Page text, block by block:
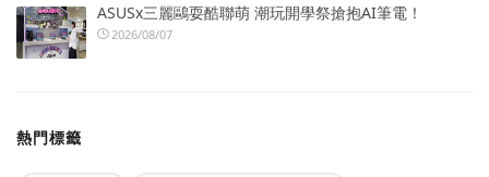
ASUSx三麗鷗耍酷聯萌 潮玩開學祭搶抱AI筆電！
2026/08/07
熱門標籤